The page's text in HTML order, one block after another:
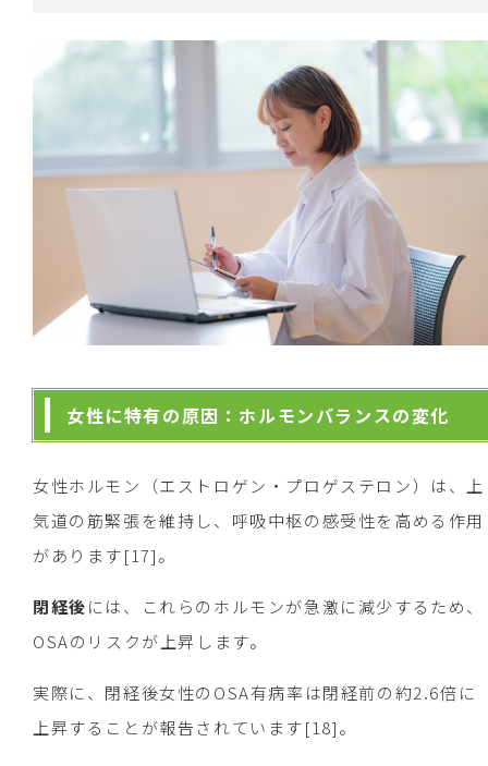
女性に特有の原因：ホルモンバランスの変化
女性ホルモン（エストロゲン・プロゲステロン）は、上
気道の筋緊張を維持し、呼吸中枢の感受性を高める作用
があります[17]。
閉経後には、これらのホルモンが急激に減少するため、
OSAのリスクが上昇します。
実際に、閉経後女性のOSA有病率は閉経前の約2.6倍に
上昇することが報告されています[18]。